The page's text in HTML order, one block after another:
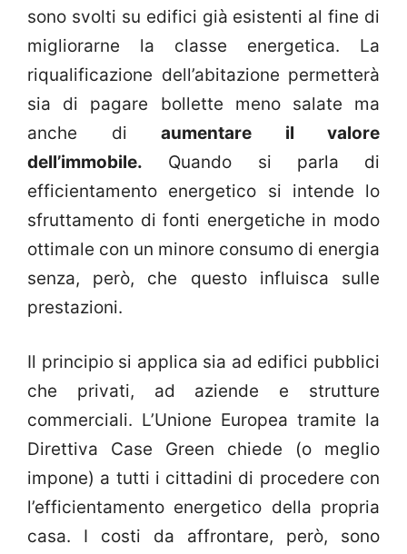
sono svolti su edifici già esistenti al fine di
migliorarne la classe energetica. La
riqualificazione dell’abitazione permetterà
sia di pagare bollette meno salate ma
anche di aumentare il valore
dell’immobile. Quando si parla di
efficientamento energetico si intende lo
sfruttamento di fonti energetiche in modo
ottimale con un minore consumo di energia
senza, però, che questo influisca sulle
prestazioni.
Il principio si applica sia ad edifici pubblici
che privati, ad aziende e strutture
commerciali. L’Unione Europea tramite la
Direttiva Case Green chiede (o meglio
impone) a tutti i cittadini di procedere con
l’efficientamento energetico della propria
casa. I costi da affrontare, però, sono